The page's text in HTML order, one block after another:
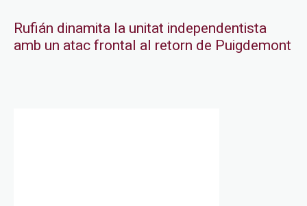
Rufián dinamita la unitat independentista
amb un atac frontal al retorn de Puigdemont